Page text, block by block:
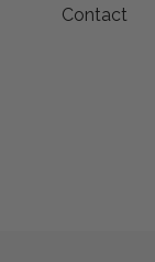
Contact